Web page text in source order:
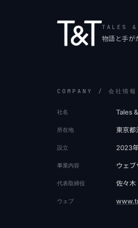
TALES &
物語と手が
COMPANY / 会社情報
社名 Tales
所在地 東京都
設立 2023
事業内容 ウェブ
代表取締役 佐々木
ウェブ